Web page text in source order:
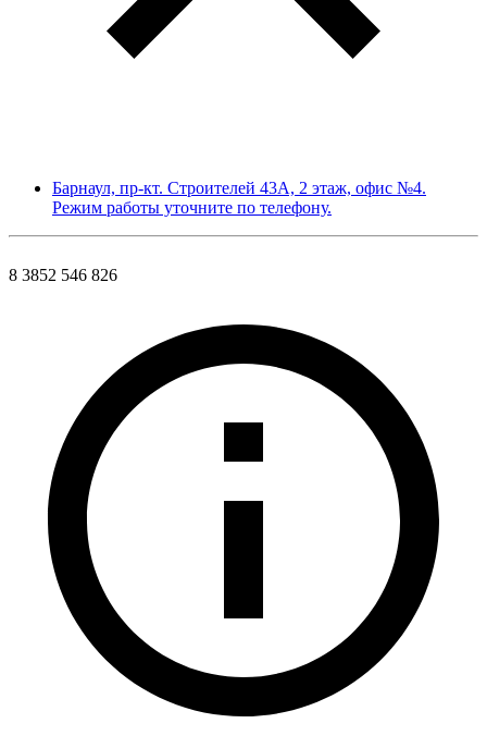
Барнаул, пр-кт. Строителей 43А, 2 этаж, офис №4.
Режим работы уточните по телефону.
8 3852 546 826